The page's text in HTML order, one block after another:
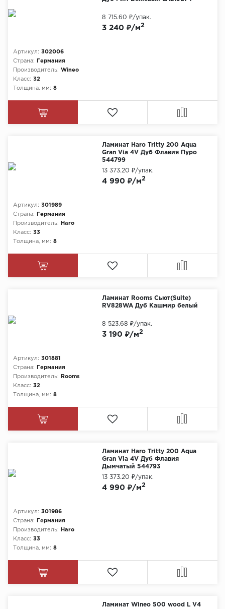
Артикул: 302006
Страна:
Германия
Производитель: Wineo
Класс: 32
Толщина, мм: 8
3 240 ₽/м2
8 715.60 ₽/упак.
Ламинат Haro Tritty 200 Aqua
Gran Via 4V Дуб Флавия Пуро
544799
Артикул: 301989
Страна:
Германия
Производитель:
Haro
Класс: 33
Толщина, мм: 8
4 990 ₽/м2
13 373.20 ₽/упак.
Ламинат Rooms Сьют(Suite)
RV828WA Дуб Кашмир белый
Артикул: 301881
Страна:
Германия
Производитель:
Rooms
Класс: 32
Толщина, мм: 8
3 190 ₽/м2
8 523.68 ₽/упак.
Ламинат Haro Tritty 200 Aqua
Gran Via 4V Дуб Флавия
Дымчатый 544793
Артикул: 301986
Страна:
Германия
Производитель:
Haro
Класс: 33
Толщина, мм: 8
4 990 ₽/м2
13 373.20 ₽/упак.
Ламинат Wineo 500 wood L V4